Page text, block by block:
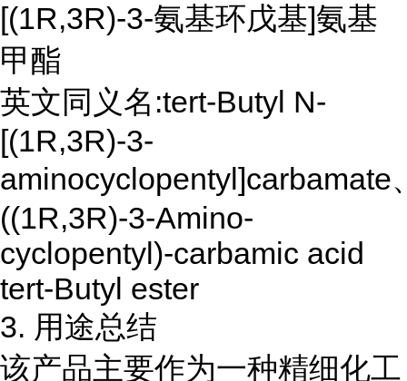
[(1R,3R)-3-氨基环戊基]氨基
甲酯
英文同义名:tert-Butyl N-
[(1R,3R)-3-
aminocyclopentyl]carbamate
((1R,3R)-3-Amino-
cyclopentyl)-carbamic acid
tert-Butyl ester
3. 用途总结
该产品主要作为一种精细化工